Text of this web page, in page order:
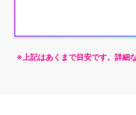
※上記はあくまで目安です。詳細